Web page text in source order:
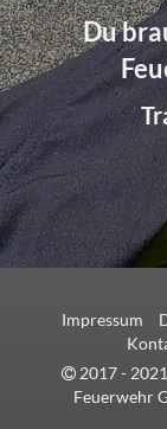
Du
Impressum
2017 -
Feuerwehr